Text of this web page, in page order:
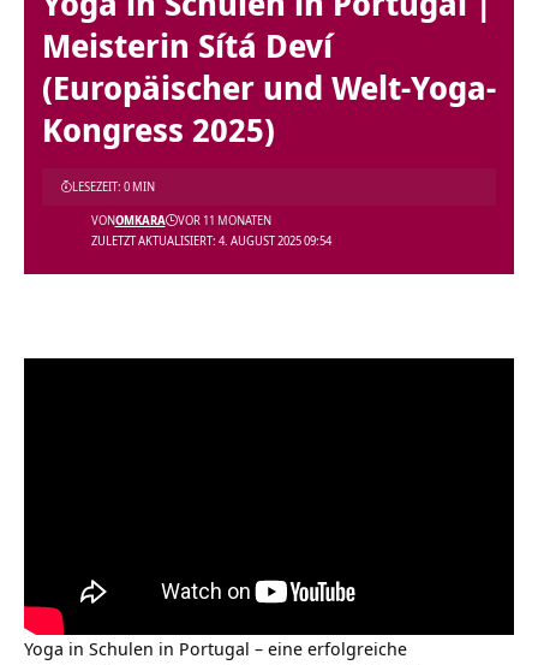
Meisterin Sítá Deví
(Europäischer und Welt-Yoga-
Kongress 2025)
ZULETZT AKTUALISIERT: 4. AUGUST 2025 09:54
VONOMKARA VOR 11 MONATEN
LESEZEIT: 0 MIN
Yoga in Schulen in Portugal – eine erfolgreiche